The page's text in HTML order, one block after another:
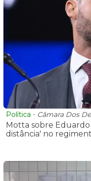
Política - Câmara Dos
Motta sobre
distância' no